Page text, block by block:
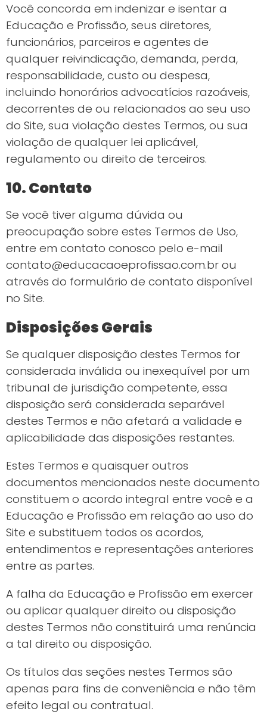
Você concorda em indenizar e isentar a
Educação e Profissão, seus diretores,
funcionários, parceiros e agentes de
qualquer reivindicação, demanda, perda,
responsabilidade, custo ou despesa,
incluindo honorários advocatícios razoáveis,
decorrentes de ou relacionados ao seu uso
do Site, sua violação destes Termos, ou sua
violação de qualquer lei aplicável,
regulamento ou direito de terceiros.
10.Contato
Se você tiver alguma dúvida ou
preocupação sobre estes Termos de Uso,
entre em contato conosco pelo e-mail
contato@educacaoeprofissao.com.brou
através do formulário de contato disponível
no Site.
Disposições Gerais
Se qualquer disposição destes Termos for
considerada inválida ou inexequível por um
tribunal de jurisdição competente, essa
disposição será considerada separável
destes Termos e não afetará a validade e
aplicabilidade das disposições restantes.
Estes Termos e quaisquer outros
documentos mencionados neste documento
constituem o acordo integral entre você e a
Educação e Profissão em relação ao uso do
Site e substituem todos os acordos,
entendimentos e representações anteriores
entre as partes.
A falha da Educação e Profissão em exercer
ou aplicar qualquer direito ou disposição
destes Termos não constituirá uma renúncia
a tal direito ou disposição.
Os títulos das seções nestes Termos são
apenas para fins de conveniência e não têm
efeito legal ou contratual.